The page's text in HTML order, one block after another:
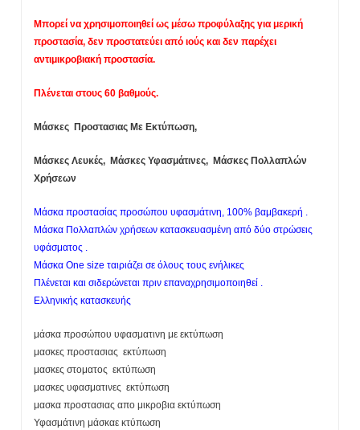
Μπορεί να χρησιμοποιηθεί ως μέσω προφύλαξης για μερική
προστασία, δεν προστατεύει από ιούς και δεν παρέχει
αντιμικροβιακή προστασία.
Πλένεται στους 60 βαθμούς.
Μάσκες Προστασιας Mε Εκτύπωση,
Μάσκες Λευκές, Μάσκες Υφασμάτινες, Μάσκες Πολλαπλών
Χρήσεων
Μάσκα προστασίας προσώπου υφασμάτινη, 100% βαμβακερή .
Μάσκα Πολλαπλών χρήσεων κατασκευασμένη από δύο στρώσεις
υφάσματος .
Μάσκα One size ταιριάζει σε όλους τους ενήλικες
Πλένεται και σιδερώνεται πριν επαναχρησιμοποιηθεί .
Ελληνικής κατασκευής
μάσκα προσώπου υφασματινη με εκτύπωση
μασκες προστασιας εκτύπωση
μασκες στοματος εκτύπωση
μασκες υφασματινες εκτύπωση
μασκα προστασιας απο μικροβια εκτύπωση
Υφασμάτινη μάσκαε κτύπωση